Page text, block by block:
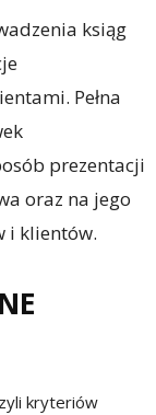
ksiąg
Pełna
prezentacji
oraz na jego
i klientów.
kryteriów